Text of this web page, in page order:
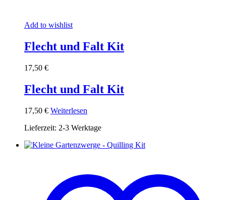
Add to wishlist
Flecht und Falt Kit
17,50 €
Flecht und Falt Kit
17,50 € Weiterlesen
Lieferzeit: 2-3 Werktage